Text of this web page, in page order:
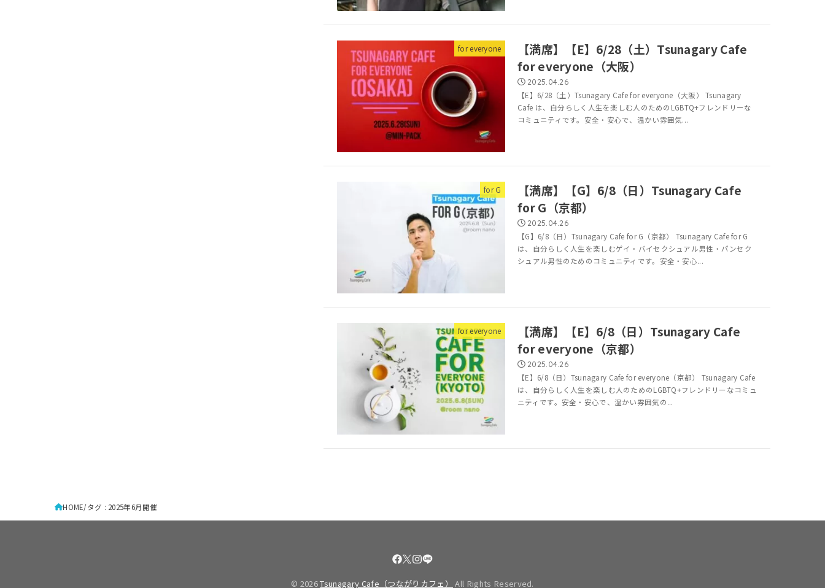
for everyone
【満席】【E】6/28（土）Tsunagary Cafe
for everyone（大阪）
2025.04.26
【E】6/28（土）Tsunagary Cafe for everyone（大阪） Tsunagary
Cafe は、自分らしく人生を楽しむ人のためのLGBTQ+フレンドリーな
コミュニティです。安全・安心で、温かい雰囲気...
for G
【満席】【G】6/8（日）Tsunagary Cafe
for G（京都）
2025.04.26
【G】6/8（日）Tsunagary Cafe for G（京都） Tsunagary Cafe for G
は、自分らしく人生を楽しむゲイ・バイセクシュアル男性・パンセク
シュアル男性のためのコミュニティです。安全・安心...
for everyone
【満席】【E】6/8（日）Tsunagary Cafe
for everyone（京都）
2025.04.26
【E】6/8（日）Tsunagary Cafe for everyone（京都） Tsunagary Cafe
は、自分らしく人生を楽しむ人のためのLGBTQ+フレンドリーなコミュ
ニティです。安全・安心で、温かい雰囲気の...
HOME タグ : 2025年6月開催
© 2026Tsunagary Cafe（つながりカフェ） All Rights Reserved.